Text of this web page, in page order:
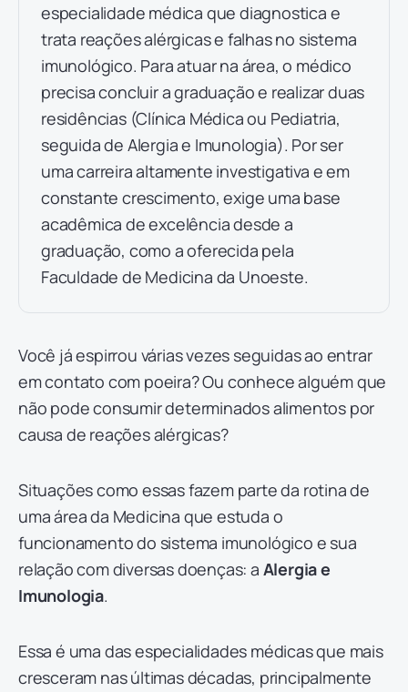
especialidade médica que diagnostica e
trata reações alérgicas e falhas no sistema
imunológico. Para atuar na área, o médico
precisa concluir a graduação e realizar duas
residências (Clínica Médica ou Pediatria,
seguida de Alergia e Imunologia). Por ser
uma carreira altamente investigativa e em
constante crescimento, exige uma base
acadêmica de excelência desde a
graduação, como a oferecida pela
Faculdade de Medicina da Unoeste.
Você já espirrou várias vezes seguidas ao entrar
em contato com poeira? Ou conhece alguém que
não pode consumir determinados alimentos por
causa de reações alérgicas?
Situações como essas fazem parte da rotina de
uma área da Medicina que estuda o
funcionamento do sistema imunológico e sua
relação com diversas doenças: a Alergia e
Imunologia.
Essa é uma das especialidades médicas que mais
cresceram nas últimas décadas, principalmente